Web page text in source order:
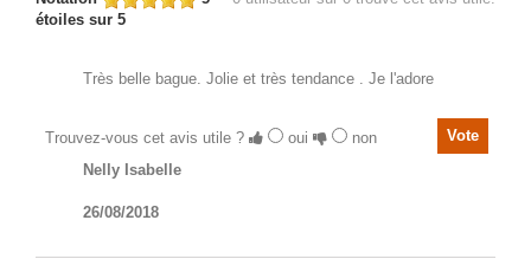
étoiles sur 5
Très belle bague. Jolie et très tendance . Je l'adore
Trouvez-vous cet avis utile ? oui
non
Nelly Isabelle
26/08/2018